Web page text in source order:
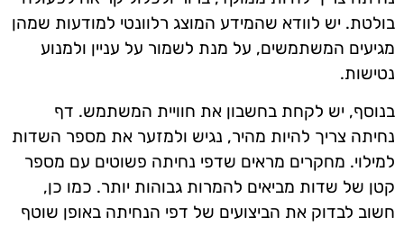
בולטת. יש לוודא שהמידע המוצג רלוונטי למודעות שמהן
מגיעים המשתמשים, על מנת לשמור על עניין ולמנוע
נטישות.
בנוסף, יש לקחת בחשבון את חוויית המשתמש. דף
נחיתה צריך להיות מהיר, נגיש ולמזער את מספר השדות
למילוי. מחקרים מראים שדפי נחיתה פשוטים עם מספר
קטן של שדות מביאים להמרות גבוהות יותר. כמו כן,
חשוב לבדוק את הביצועים של דפי הנחיתה באופן שוטף